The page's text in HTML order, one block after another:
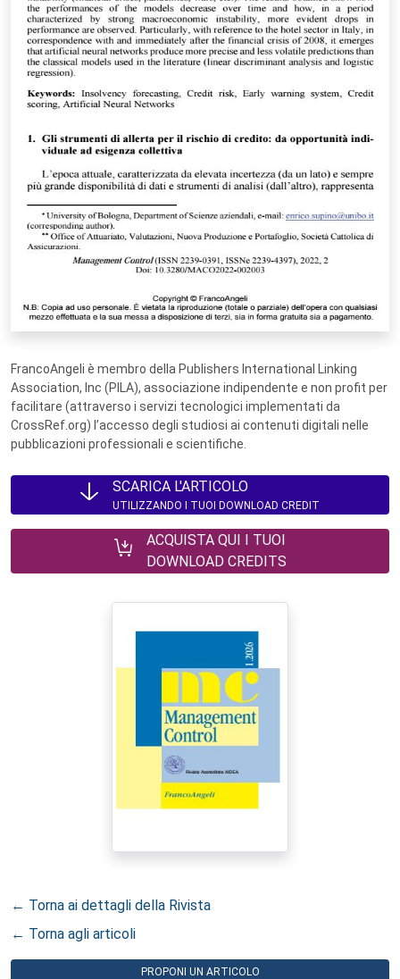
FrancoAngeli è membro della Publishers International Linking
Association, Inc (PILA), associazione indipendente e non profit per
facilitare (attraverso i servizi tecnologici implementati da
CrossRef.org) l’accesso degli studiosi ai contenuti digitali nelle
pubblicazioni professionali e scientifiche.
SCARICA L'ARTICOLO
UTILIZZANDO I TUOI DOWNLOAD CREDIT
ACQUISTA QUI I TUOI
DOWNLOAD CREDITS
← Torna ai dettagli della Rivista
← Torna agli articoli
PROPONI UN ARTICOLO